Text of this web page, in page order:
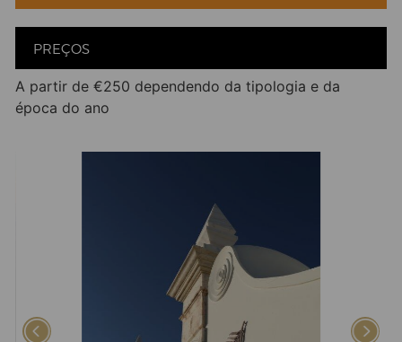
PREÇOS
A partir de €250 dependendo da tipologia e da
época do ano